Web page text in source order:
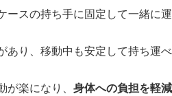
スの持ち手に固定して一緒に運
あり、移動中も安定して持ち運べ
楽になり、 身体への負担を軽